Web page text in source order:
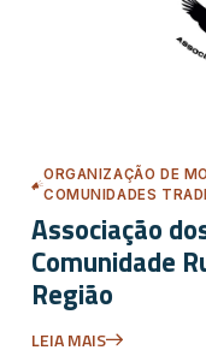
ORGANIZAÇÃO DE
COMUNIDADES
Associação
Comunidade
Região
LEIA MAIS